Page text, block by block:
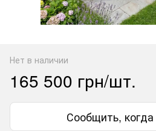
Нет в наличии
165 500 грн/шт.
Сообщить, когда